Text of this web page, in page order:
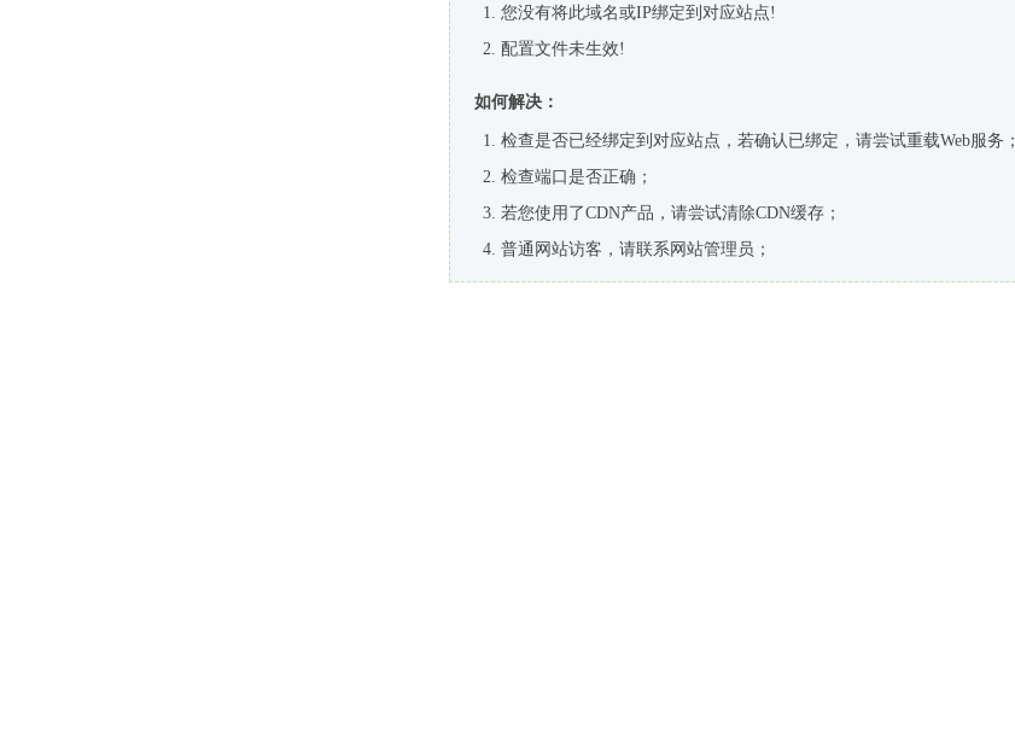
您没有将此域名或IP绑定到对应站点!
配置文件未生效!
如何解决：
检查是否已经绑定到对应站点，若确认已绑定，请尝试重载Web服务；
检查端口是否正确；
若您使用了CDN产品，请尝试清除CDN缓存；
普通网站访客，请联系网站管理员；